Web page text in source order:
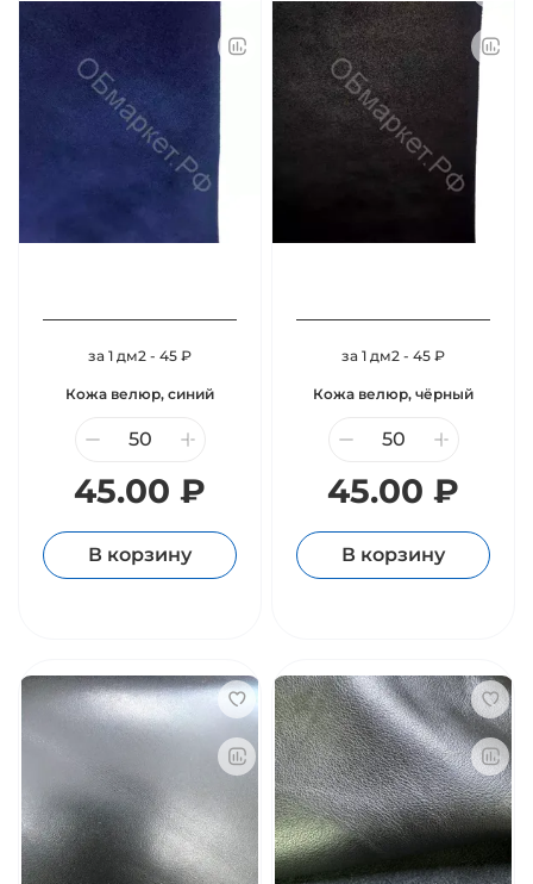
за 1 дм2 - 45 ₽
Кожа велюр, синий
45.00 ₽
В корзину
за 1 дм2 - 45 ₽
Кожа велюр, чёрный
45.00 ₽
В корзину